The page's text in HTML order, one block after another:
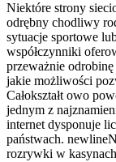
Niektóre strony
odrębny chodliwy
sytuacje sportowe
współczynniki
przeważnie
jakie możliwości
Całokształt owo
jednym z
internet dysponuje
państwach.
rozrywki w